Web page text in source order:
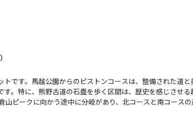
）
です。馬越公園からのピストンコースは、整備された道と
。特に、熊野古道の石畳を歩く区間は、歴史を感じさせる